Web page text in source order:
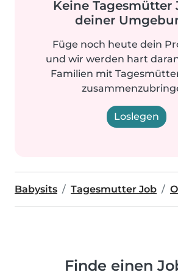
Keine Tagesmütter
deiner
Füge noch heute dein
und wir werden hart
Familien mit
Loslegen
Babysits Tagesmutter Job
Finde einen